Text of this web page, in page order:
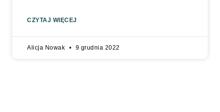
CZYTAJ WIĘCEJ
Alicja Nowak 9 grudnia 2022